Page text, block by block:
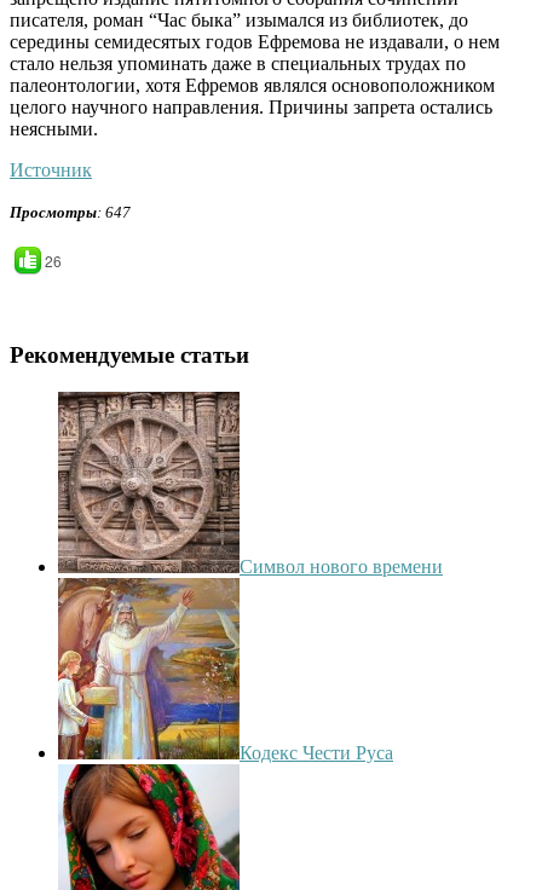
писателя, роман “Час быка” изымался из библиотек, до
середины семидесятых годов Ефремова не издавали, о нем
стало нельзя упоминать даже в специальных трудах по
палеонтологии, хотя Ефремов являлся основоположником
целого научного направления. Причины запрета остались
неясными.
Источник
Просмотры: 647
26
Рекомендуемые статьи
Символ нового времени
Кодекс Чести Руса